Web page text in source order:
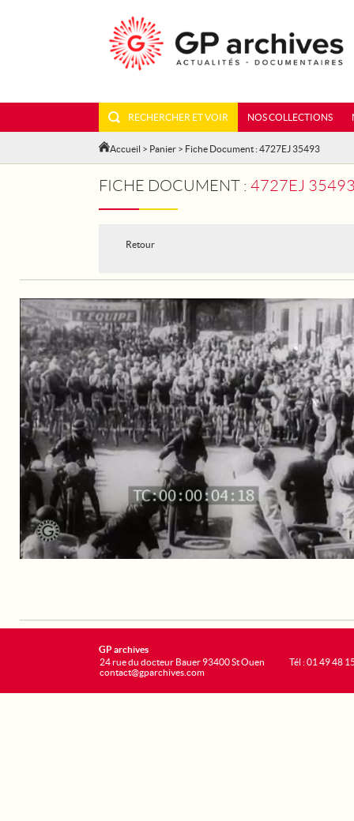
RECHERCHER ET VOIR NOS COLLECTIONS
Accueil > Panier > Fiche Document : 4727EJ 35493
FICHE DOCUMENT : 4727EJ 35493
Retour
GP archives
24 rue du docteur Bauer 93400 St Ouen
contact@gparchives.com
Tél : 01 49 48